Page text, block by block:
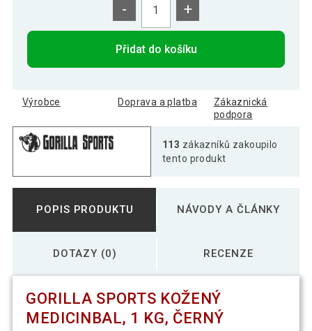
Gorilla Sports Kožený medicinbal, 5 kg,
901 Kč
Gorilla Sports Kožený medicinbal, 7 kg, 1 055 Kč
černý
1 009 Kč
Gorilla Sports Kožený medicinbal, 9 kg,
Gorilla Sports Sada kožených
medicinbalů, 12 kg, černý
- +
Přidat do košíku
Výrobce Doprava a platba
Zákaznická
podpora
113 zákazníků zakoupilo
tento produkt
POPIS PRODUKTU NÁVODY A ČLÁNKY
DOTAZY (0) RECENZE
GORILLA SPORTS KOŽENÝ
MEDICINBAL, 1 KG, ČERNÝ